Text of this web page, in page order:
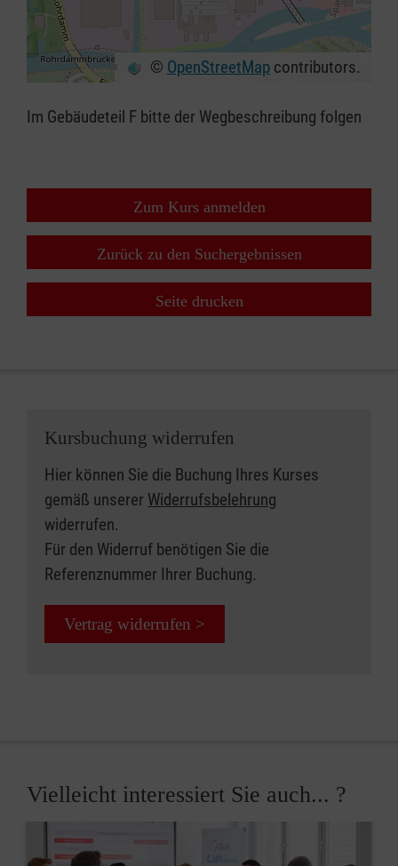
⇧
© OpenStreetMap contributors.
Im Gebäudeteil F bitte der Wegbeschreibung folgen
Zum Kurs anmelden
Zurück zu den Suchergebnissen
Seite drucken
Kursbuchung widerrufen
Hier können Sie die Buchung Ihres Kurses
gemäß unserer Widerrufsbelehrung
widerrufen.
Für den Widerruf benötigen Sie die
Referenznummer Ihrer Buchung.
Vertrag widerrufen >
Vielleicht interessiert Sie auch... ?